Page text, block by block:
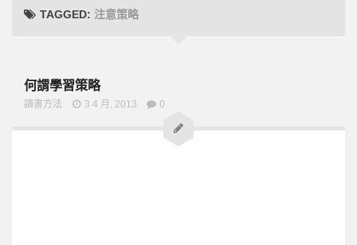
TAGGED: 注意策略
何謂學習策略
讀書方法 3 4 月, 2013 0